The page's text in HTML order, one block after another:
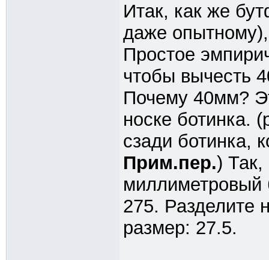
Итак, как же
даже
Простое
чтобы вычесть
Почему 40мм?
носке ботинка.
сзади ботинка,
Прим.пер.) Так,
миллиметровый
275. Разделите
размер: 27.5.